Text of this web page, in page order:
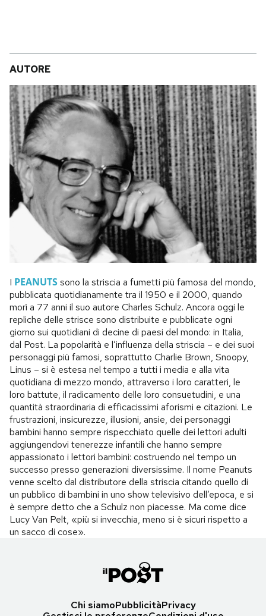
AUTORE
I PEANUTSsono la striscia a fumetti più famosa del mondo,
pubblicata quotidianamente tra il 1950 e il 2000, quando
morì a 77 anni il suo autore Charles Schulz. Ancora oggi le
repliche delle strisce sono distribuite e pubblicate ogni
giorno sui quotidiani di decine di paesi del mondo: in Italia,
dal Post. La popolarità e l’influenza della striscia – e dei suoi
personaggi più famosi, soprattutto Charlie Brown, Snoopy,
Linus – si è estesa nel tempo a tutti i media e alla vita
quotidiana di mezzo mondo, attraverso i loro caratteri, le
loro battute, il radicamento delle loro consuetudini, e una
quantità straordinaria di efficacissimi aforismi e citazioni. Le
frustrazioni, insicurezze, illusioni, ansie, dei personaggi
bambini hanno sempre rispecchiato quelle dei lettori adulti
aggiungendovi tenerezze infantili che hanno sempre
appassionato i lettori bambini: costruendo nel tempo un
successo presso generazioni diversissime. Il nome Peanuts
venne scelto dal distributore della striscia citando quello di
un pubblico di bambini in uno show televisivo dell’epoca, e si
è sempre detto che a Schulz non piacesse. Ma come dice
Lucy Van Pelt, «più si invecchia, meno si è sicuri rispetto a
un sacco di cose».
Chi siamoPubblicitàPrivacy